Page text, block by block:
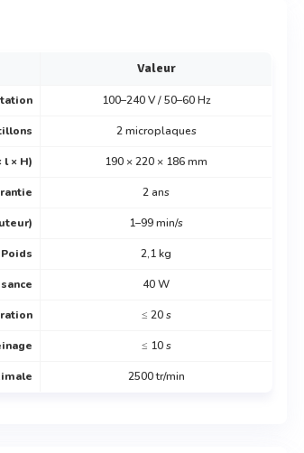
Valeur
100–240 V / 50–60 Hz
2 microplaques
l × H) 190 × 220 × 186 mm
2 ans
1–99 min/s
Poids 2,1 kg
40 W
≤ 20 s
≤ 10 s
2500 tr/min